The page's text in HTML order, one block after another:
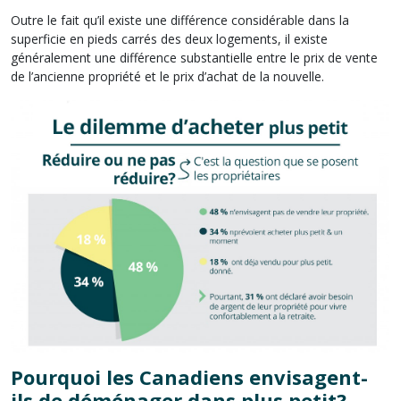
Outre le fait qu’il existe une différence considérable dans la
superficie en pieds carrés des deux logements, il existe
généralement une différence substantielle entre le prix de vente
de l’ancienne propriété et le prix d’achat de la nouvelle.
Pourquoi les Canadiens envisagent-